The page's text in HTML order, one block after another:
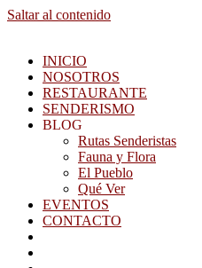
Saltar al contenido
INICIO
NOSOTROS
RESTAURANTE
SENDERISMO
BLOG
Rutas Senderistas
Fauna y Flora
El Pueblo
Qué Ver
EVENTOS
CONTACTO